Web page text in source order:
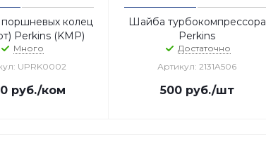
поршневых колец
Perkins (KMP)
Много
UPRK0002
руб./ком
Шайба турбокомпрессора
Perkins
Достаточно
Артикул: 2131A506
500руб./шт